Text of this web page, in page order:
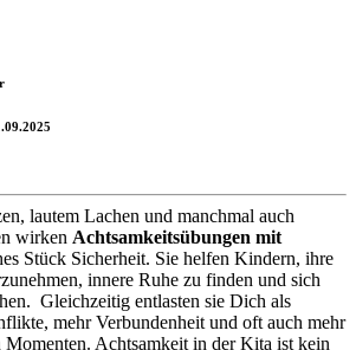
lautem Lachen und manchmal auch
wirken Achtsamkeitsübungen mit
Stück Sicherheit. Sie helfen Kindern, ihre
innere Ruhe zu finden und sich
Gleichzeitig entlasten sie Dich als
mehr Verbundenheit und oft auch mehr
Momenten. Achtsamkeit in der Kita ist kein